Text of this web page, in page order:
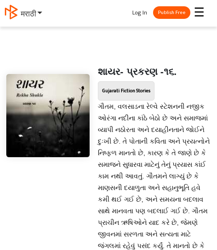
मराठी ☰
Log In Publish Free
શાયર- પ્રકરણ -૧૬.
Gujarati Fiction Stories
ગૌતમ, વલસાડના રેલ્વે સ્ટેશનની નજીક
ઓરંગા નદીના કાંઠે બેઠો છે અને સમાજમાં
વ્યાપી નઠોરતા અને દયાહીનતાને જોઈને
દુઃખી છે. તે પોતાની કવિતા અને પ્રયત્નોને
નિષ્ફળ માનતો છે, કારણ કે તે જાણે છે કે
સમાજને સુધારવા માટેનું તેનું પ્રયાસ કાંઈ
કામ નથી આવતું. ગૌતમને લાગ્યું છે કે
માણસની દયાળુતા અને સહાનુભૂતિ હવે
કમી થઈ ગઈ છે, અને સમયના બદલાવ
સાથે માનવતા પણ બદલાઈ ગઈ છે. ગૌતમ
પ્રાચીન ઋષિઓને યાદ કરે છે, જેમણે
જીવનમાં સરળતા અને સત્યતા માટે
જંગલમાં રહેવું પસંદ કર્યું. તે માનતો છે કે